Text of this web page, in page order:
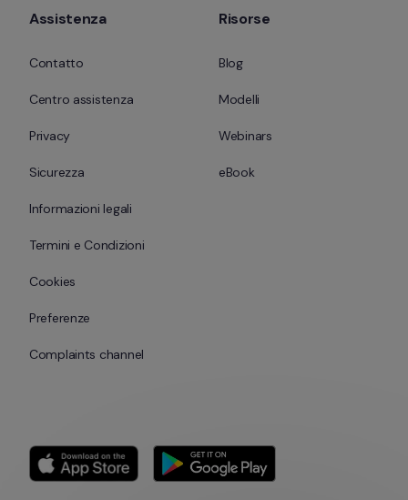
Assistenza
Contatto
Centro assistenza
Privacy
Sicurezza
Informazioni legali
Termini e Condizioni
Cookies
Preferenze
Complaints channel
Risorse
Blog
Modelli
Webinars
eBook